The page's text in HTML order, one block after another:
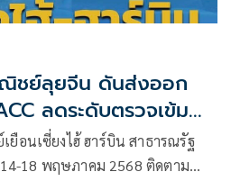
ชย์ลุยจีน ดันส่งออก
ลดระดับตรวจเข้ม
ายใหญ่ถึงเซี่ยงไฮ้-ฮาร์
อนเซี่ยงไฮ้ ฮาร์บิน สาธารณรัฐ
18 พฤษภาคม 2568 ติดตาม